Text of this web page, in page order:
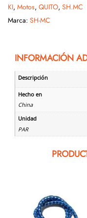
KI, Motos, QUITO, SH.MC
Marca: SH-MC
INFORMACIÓN
Descripción
Hecho en
China
Unidad
PAR